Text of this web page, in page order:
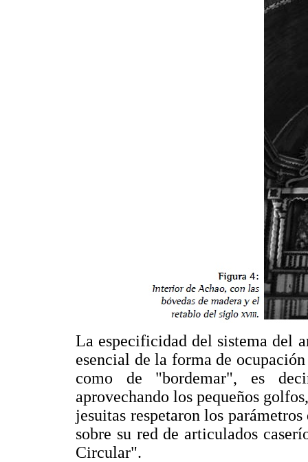
La especificidad del sistema del
esencial de la forma de
como de "bordemar", es
aprovechando los pequeños
jesuitas respetaron los
sobre su red de articulados
Circular".